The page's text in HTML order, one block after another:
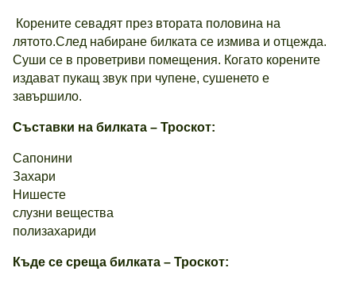
Корените севадят през втората половина на
лятото.След набиране билката се измива и отцежда.
Суши се в проветриви помещения. Когато корените
издават пукащ звук при чупене, сушенето е
завършило.
Съставки на билката – Троскот:
Сапонини
Захари
Нишесте
слузни вещества
полизахариди
Къде се среща билката – Троскот: